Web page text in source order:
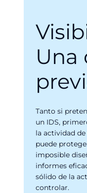
Una
Tanto si
un IDS,
la actividad de
puede
imposible
informes
sólido de la
controlar.